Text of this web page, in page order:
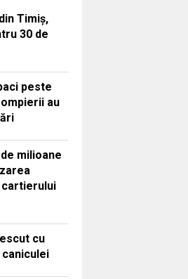
Timiș,
30 de
peste
au
milioane
cartierului
cu
caniculei